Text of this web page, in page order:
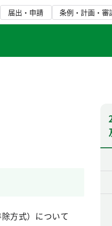
届出・申請 条例・計画・審
方式）について